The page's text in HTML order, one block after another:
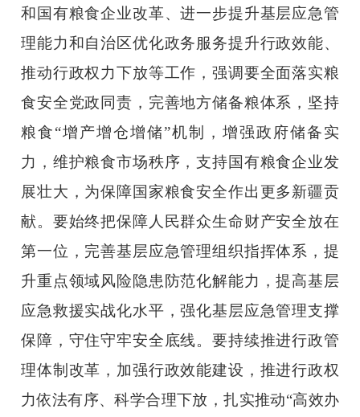
和国有粮食企业改革、进一步提升基层应急管
理能力和自治区优化政务服务提升行政效能、
推动行政权力下放等工作，强调要全面落实粮
食安全党政同责，完善地方储备粮体系 ，坚持
粮食“增产增仓增储”机制，增强政府储备实
力，维护粮食市场秩序，支持国有粮食企业发
展壮大，为保障国家粮食安全作出更多新疆贡
献。要始终把保障人民群众生命财产安全放在
第一位，完善基层应急管理组织指挥体系，提
升重点领域风险隐患防范化解能力，提高基层
应急救援实战化水平，强化基层应急管理支撑
保障，守住守牢安全底线。要持续推进行政管
理体制改革，加强行政效能建设，推进行政权
力依法有序、科学合理下放，扎实推动“高效办